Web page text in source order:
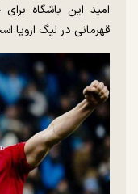
امید این باشگاه
قهرمانی در لیگ اروپا